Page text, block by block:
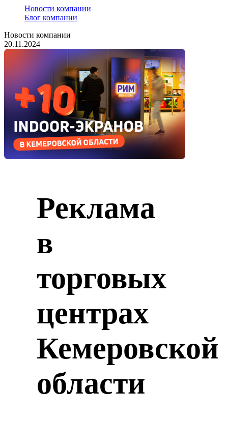
Новости компании
Блог компании
Новости компании
20.11.2024
Реклама
в
торговых
центрах
Кемеровской
области